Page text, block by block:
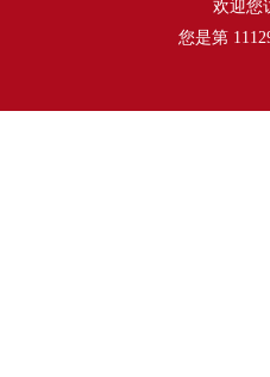
欢迎您
您是第